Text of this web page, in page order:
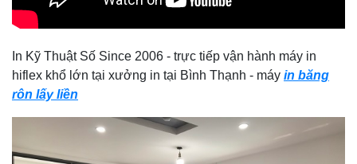
In Kỹ Thuật Số Since 2006 - trực tiếp vận hành máy in
hiflex khổ lớn tại xưởng in tại Bình Thạnh - máy in băng
rôn lấy liền